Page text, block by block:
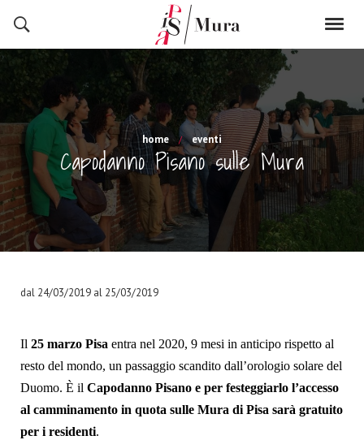
home eventi
Capodanno Pisano sulle Mura
dal 24/03/2019 al 25/03/2019
Il 25 marzo Pisa entra nel 2020, 9 mesi in anticipo rispetto al
resto del mondo, un passaggio scandito dall’orologio solare del
Duomo. È il Capodanno Pisano e per festeggiarlo l’accesso
al camminamento in quota sulle Mura di Pisa sarà gratuito
per i residenti.